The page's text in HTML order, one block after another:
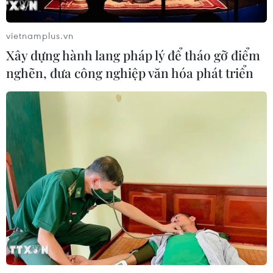
Nhật Bản: Nội các thông qua chính
sách giảm thuế tiêu thụ thực phẩm
05/08/2026 15:30
CƠ QUAN CHỦ QUẢN: THÔNG TẤN XÃ VIỆT NAM
Tổng Biên tập: TRẦN TIẾN DUẨN
vietnamplus.vn
Xây dựng hành lang pháp lý để tháo gỡ điểm
nghẽn, đưa công nghiệp văn hóa phát triển